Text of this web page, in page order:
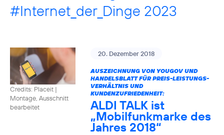
#Internet_der_Dinge 2023
Credits: Placeit |
Montage, Ausschnitt
bearbeitet
20. Dezember 2018
AUSZEICHNUNG VON YOUGOV UND
HANDELSBLATT FÜR PREIS-LEISTUNGS-
VERHÄLTNIS UND
KUNDENZUFRIEDENHEIT:
ALDI TALK ist
„Mobilfunkmarke des
Jahres 2018“